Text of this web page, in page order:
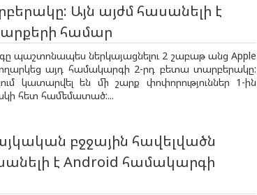
Այն այժմ հասանելի է
համար
պաշտոնապես ներկայացնելու 2 շաբաթ անց Apple
թողարկեց այդ համակարգի 2-րդ բետա տարբերակը:
կատարվել են մի շարք փոփորություններ 1-ին
հետ համեմատած:...
բջջային հավելվածն
է Android համակարգի